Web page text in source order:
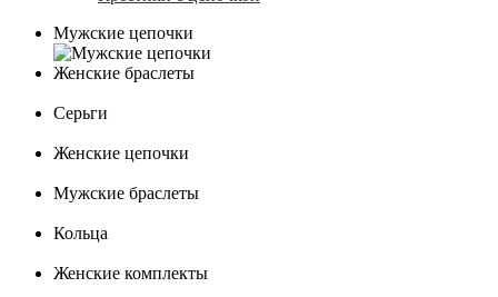
Мужские цепочки
Женские браслеты
Серьги
Женские цепочки
Мужские браслеты
Кольца
Женские комплекты